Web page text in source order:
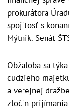
prokurátora
spojitosť s
Mýtnik. Senát
Obžaloba sa
cudzieho
a verejnej
zločin prijímania